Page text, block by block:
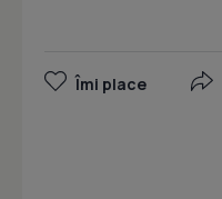
Îmi place